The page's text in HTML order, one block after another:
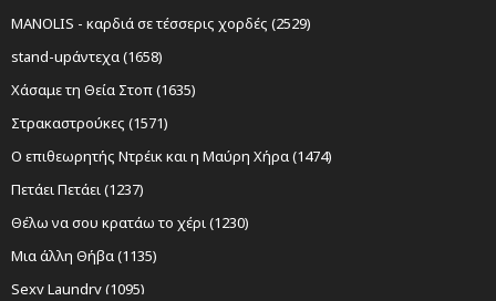
MANOLIS - καρδιά σε τέσσερις χορδές (2529)
stand-upάντεχα (1658)
Χάσαμε τη Θεία Στοπ (1635)
Στρακαστρούκες (1571)
Ο επιθεωρητής Ντρέικ και η Μαύρη Χήρα (1474)
Πετάει Πετάει (1237)
Θέλω να σου κρατάω το χέρι (1230)
Μια άλλη Θήβα (1135)
Sexy Laundry (1095)